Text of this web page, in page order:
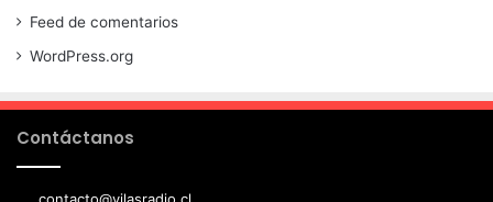
Feed de comentarios
WordPress.org
Contáctanos